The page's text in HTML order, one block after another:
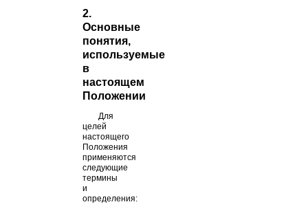
2.
Основные
понятия,
используемые
в
настоящем
Положении
Для
целей
настоящего
Положения
применяются
следующие
термины
и
определения: